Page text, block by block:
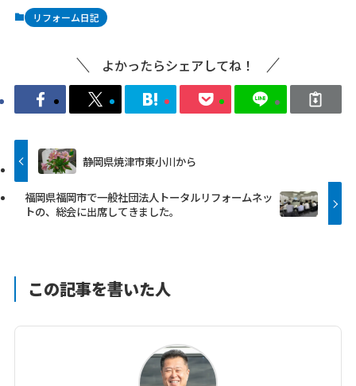
リフォーム日記
よかったらシェアしてね！
静岡県焼津市東小川から
福岡県福岡市で一般社団法人トータルリフォームネッ
トの、総会に出席してきました。
この記事を書いた人